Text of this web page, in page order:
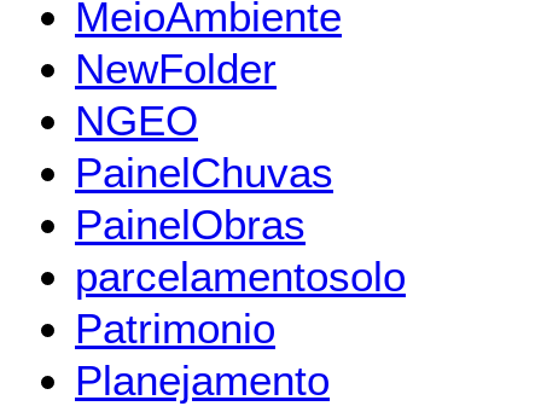
MeioAmbiente
NewFolder
NGEO
PainelChuvas
PainelObras
parcelamentosolo
Patrimonio
Planejamento